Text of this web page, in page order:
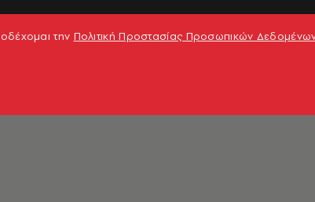
ήταν αδέσποτο ζώο. Ίσως γιʼ αυτό τώρα
την Πολιτική Προστασίας Προσωπικών